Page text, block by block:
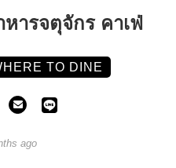
ารจตุจักร คาเฟ่
TO DINE
ago